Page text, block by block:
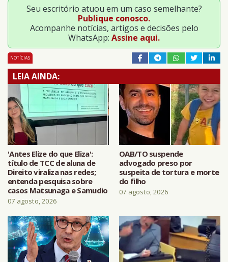
Seu escritório atuou em um caso semelhante?
Publique conosco.
Acompanhe notícias, artigos e decisões pelo
WhatsApp: Assine aqui.
NOTÍCIAS
LEIA AINDA:
'Antes Elize do que Eliza':
título de TCC de aluna de
Direito viraliza nas redes;
entenda pesquisa sobre
casos Matsunaga e Samudio
07 agosto, 2026
OAB/TO suspende
advogado preso por
suspeita de tortura e morte
do filho
07 agosto, 2026